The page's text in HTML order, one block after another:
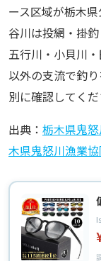
ース区域が栃木
谷川は投網・掛
五行川・小貝川
以外の支流で釣
別に確認してくだ
出典： 栃木県鬼怒
木県鬼怒川漁業協